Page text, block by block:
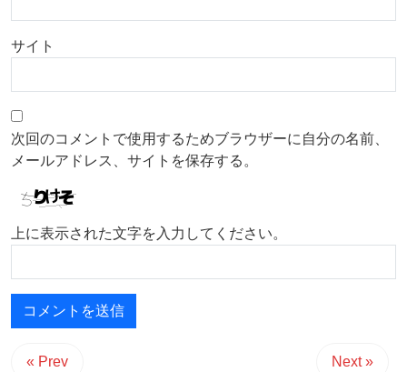
サイト
次回のコメントで使用するためブラウザーに自分の名前、
メールアドレス、サイトを保存する。
上に表示された文字を入力してください。
« Prev Next »